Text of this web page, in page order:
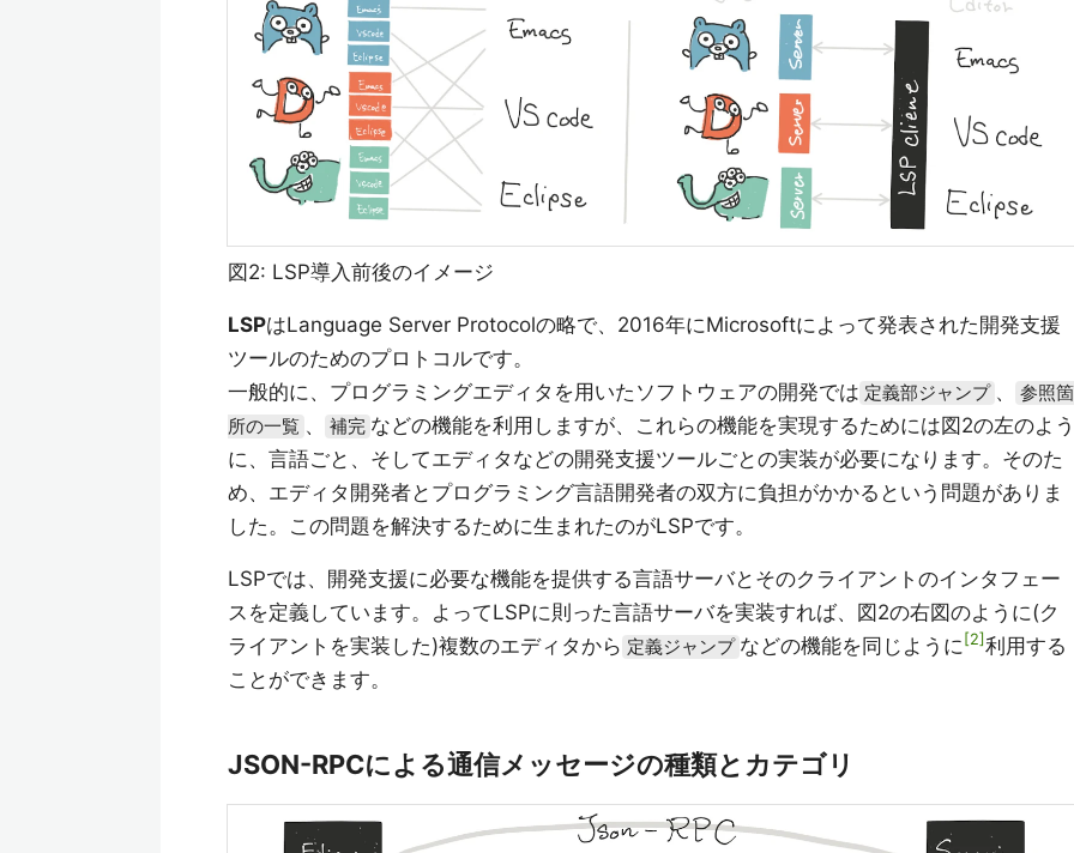
図2: LSP導入前後のイメージ
LSPはLanguage Server Protocolの略で、2016年にMicrosoftによって発表された開発支援
ツールのためのプロトコルです。
一般的に、プログラミングエディタを用いたソフトウェアの開発では 定義部ジャンプ 、
参照箇
所の一覧 、 補完 などの機能を利用しますが、これらの機能を実現するためには図2の左のよう
に、言語ごと、そしてエディタなどの開発支援ツールごとの実装が必要になります。そのた
め、エディタ開発者とプログラミング言語開発者の双方に負担がかかるという問題がありま
した。この問題を解決するために生まれたのがLSPです。
LSPでは、開発支援に必要な機能を提供する言語サーバとそのクライアントのインタフェー
スを定義しています。よってLSPに則った言語サーバを実装すれば、図2の右図のように(ク
ライアントを実装した)複数のエディタから 定義ジャンプ などの機能を同じように 2 利用する
ことができます。
JSON-RPCによる通信メッセージの種類とカテゴリ